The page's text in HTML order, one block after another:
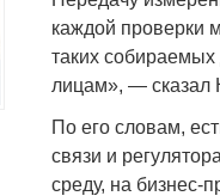
каждой проверки
таких собираемых
лицам», — сказал
По его словам,
связи и
среду, на бизнес-